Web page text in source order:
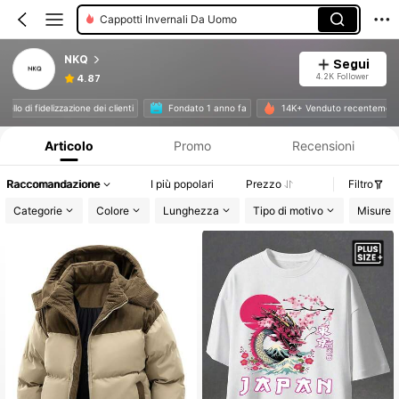
Cappotti Invernali Da Uomo
NKQ
4.87
Segui
4.2K Follower
livello di fidelizzazione dei clienti Fondato 1 anno fa 14K+ Venduto Informazioni sul prodotto: Comunicazione del prezzo, dettagli su vendite e disponibilità.
Articolo Promo Recensioni
Raccomandazione I più popolari Prezzo
Filtro
Categorie
Colore Lunghezza Tipo di motivo Misure